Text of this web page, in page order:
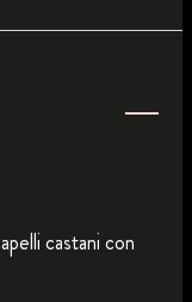
castani con